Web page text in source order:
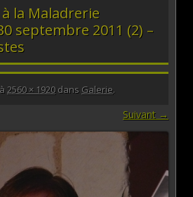
la Maladrerie
septembre 2011 (2) –
2560 × 1920dans Galerie.
Suivant →